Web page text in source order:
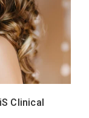
Clinical